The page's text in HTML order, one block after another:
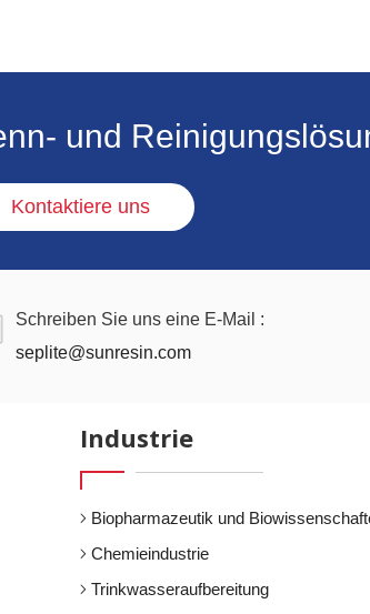
und
Kontaktiere uns
Schreiben Sie uns eine E-Mail :
seplite@sunresin.com
Industrie
Biopharmazeutik und
Chemieindustrie
Trinkwasseraufbereitung